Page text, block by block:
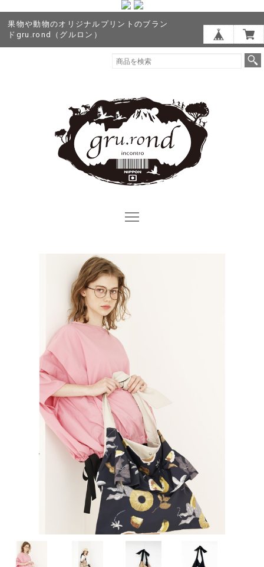
果物や動物のオリジナルプリントのブラン
ドgru.rond（グルロン）